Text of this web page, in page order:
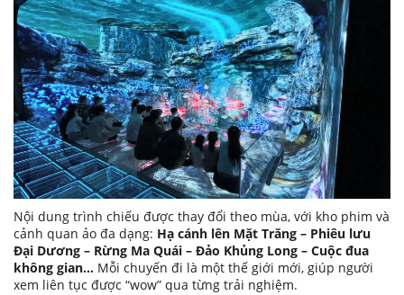
Nội dung trình chiếu được thay đổi theo mùa, với kho phim và
cảnh quan ảo đa dạng: Hạ cánh lên Mặt Trăng – Phiêu lưu
Đại Dương – Rừng Ma Quái – Đảo Khủng Long – Cuộc đua
không gian… Mỗi chuyến đi là một thế giới mới, giúp người
xem liên tục được “wow” qua từng trải nghiệm.